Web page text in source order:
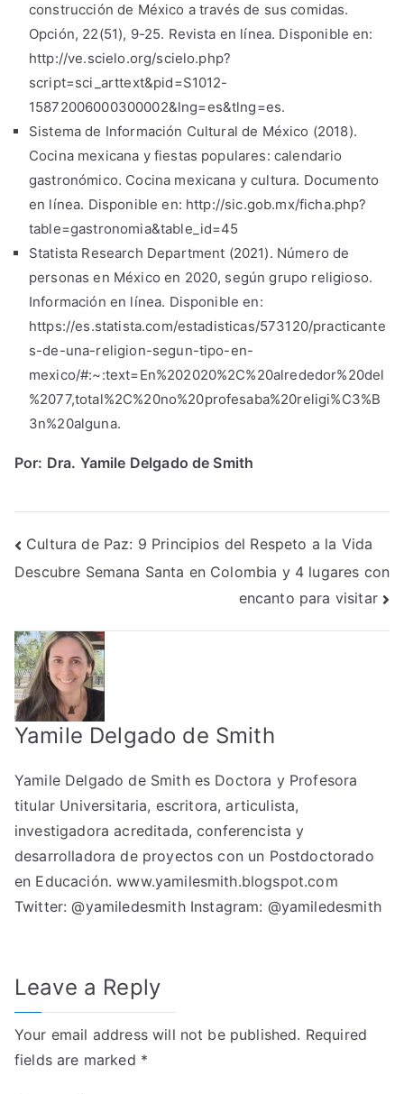
construcción de México a través de sus comidas.
Opción, 22(51), 9-25. Revista en línea. Disponible en:
http://ve.scielo.org/scielo.php?
script=sci_arttext&pid=S1012-
15872006000300002&lng=es&tlng=es.
Sistema de Información Cultural de México (2018).
Cocina mexicana y fiestas populares: calendario
gastronómico. Cocina mexicana y cultura. Documento
en línea. Disponible en: http://sic.gob.mx/ficha.php?
table=gastronomia&table_id=45
Statista Research Department (2021). Número de
personas en México en 2020, según grupo religioso.
Información en línea. Disponible en:
https://es.statista.com/estadisticas/573120/practicante
s-de-una-religion-segun-tipo-en-
mexico/#:~:text=En%202020%2C%20alrededor%20del
%2077,total%2C%20no%20profesaba%20religi%C3%B
3n%20alguna.
Por: Dra. Yamile Delgado de Smith
Post
navigation
Cultura de Paz: 9 Principios del Respeto a la Vida
Descubre Semana Santa en Colombia y 4 lugares con
encanto para visitar
Yamile Delgado de Smith
Yamile Delgado de Smith es Doctora y Profesora
titular Universitaria, escritora, articulista,
investigadora acreditada, conferencista y
desarrolladora de proyectos con un Postdoctorado
en Educación.www.yamilesmith.blogspot.com
Twitter:@yamiledesmithInstagram: @yamiledesmith
Leave a Reply
Your email address will not be published. Required
fields are marked *